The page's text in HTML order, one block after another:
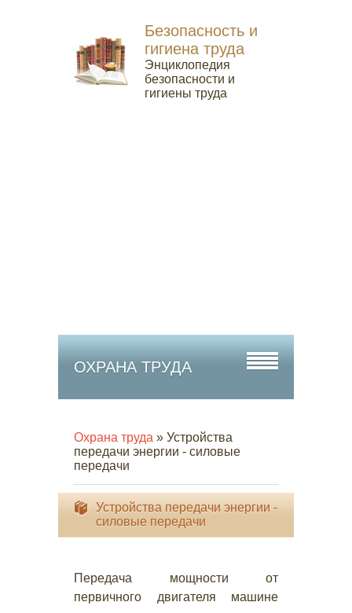
Безопасность и
гигиена труда
Энциклопедия
безопасности и
гигиены труда
ОХРАНА ТРУДА
Охрана труда » Устройства
передачи энергии - силовые
передачи
Устройства передачи энергии -
силовые передачи
Передача мощности от
первичного двигателя машине